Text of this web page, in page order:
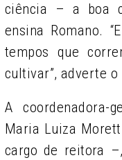
ciência – a boa
ensina Romano.
tempos que
cultivar”, adverte
A coordenadora-
Maria Luiza
cargo de reitora